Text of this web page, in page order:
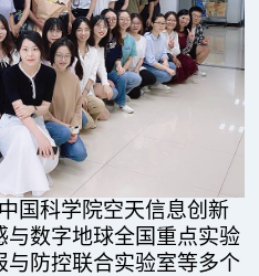
国科学院空天信息创新
数字地球全国重点实验
与防控联合实验室等多个